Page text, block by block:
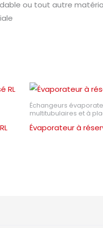
ou tout autre
Échangeurs
multitubulaires et à
Évaporateur à